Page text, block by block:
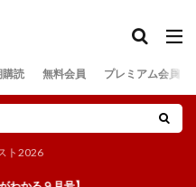
購読 無料会員 プレミアム会員
ト2026